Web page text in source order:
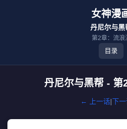
女神漫
丹尼尔与黑
第2章：流浪
目录
丹尼尔与黑帮 - 第
← 上一话|下